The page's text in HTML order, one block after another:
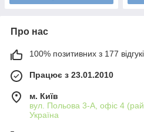
Про нас
100% позитивних з 177
Працює з 23.01.2010
м. Київ
вул. Польова 3-А, офіс 4
Україна